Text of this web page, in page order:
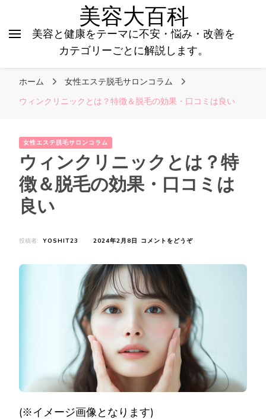
美容大百科
美容と健康をテーマに不安・悩み・改善を
カテゴリーごとに解説します。
ホーム
女性エステ脱毛サロンコラム
ウィンクリニックとは？特徴＆脱毛の効果・口コミは良い
女性エステ脱毛サロンコラム
ウィンクリニックとは？特
徴＆脱毛の効果・口コミは
良い
投稿者: YOSHIT23 2024年2月8日 コメントをどうぞ(ウ
ニ
ッ
ク
と
は？
徴
毛
(※イメージ画像となります)